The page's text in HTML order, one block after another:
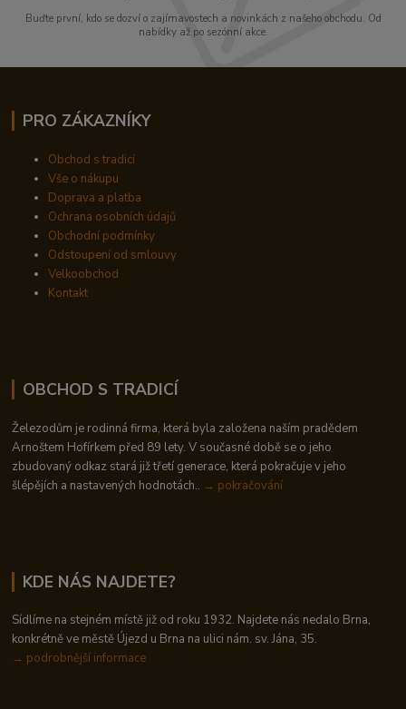
Buďte první, kdo se dozví o zajímavostech a novinkách z našeho obchodu. Od
nabídky až po sezónní akce.
PRO ZÁKAZNÍKY
Obchod s tradicí
Vše o nákupu
Doprava a platba
Ochrana osobních údajů
Obchodní podmínky
Odstoupení od smlouvy
Velkoobchod
Kontakt
OBCHOD S TRADICÍ
Železodům je rodinná firma, která byla založena naším pradědem
Arnoštem Hofírkem před 89 lety. V současné době se o jeho
zbudovaný odkaz stará již třetí generace, která pokračuje v jeho
šlépějích a nastavených hodnotách.. → pokračování
KDE NÁS NAJDETE?
Sídlíme na stejném místě již od roku 1932. Najdete nás nedalo Brna,
konkrétně ve městě Újezd u Brna na ulici nám. sv. Jána, 35.
→ podrobnější informace